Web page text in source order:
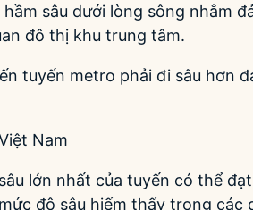
sâu dưới lòng sông nhằm
đô thị khu trung tâm.
tuyến metro phải đi sâu hơn
Nam
lớn nhất của tuyến có thể
độ sâu hiếm thấy trong các